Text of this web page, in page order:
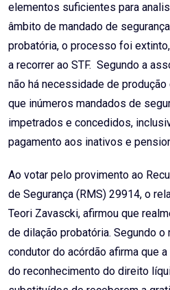
elementos suficientes para
âmbito de mandado de
probatória, o processo foi
a recorrer ao STF. Segundo a
não há necessidade de
que inúmeros mandados de
impetrados e concedidos,
pagamento aos inativos e
Ao votar pelo provimento ao
de Segurança (RMS) 29914, o
Teori Zavascki, afirmou que
de dilação probatória. Segundo
condutor do acórdão afirma que
do reconhecimento do direito